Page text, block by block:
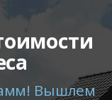
Вышлем